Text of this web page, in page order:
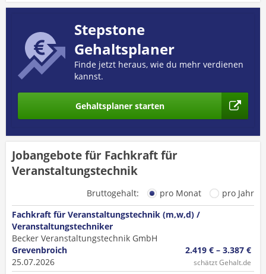
Stepstone
Gehaltsplaner
Finde jetzt heraus, wie du mehr verdienen
kannst.
Gehaltsplaner starten
Jobangebote für Fachkraft für
Veranstaltungstechnik
Bruttogehalt: pro Monat
pro Jahr
Fachkraft für Veranstaltungstechnik (m,w,d) /
Veranstaltungstechniker
Becker Veranstaltungstechnik GmbH
Grevenbroich
25.07.2026
2.419 € – 3.387 €
schätzt Gehalt.de